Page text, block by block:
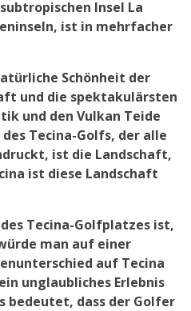
Insel La
ist in mehrfacher
Schönheit der
und die spektakulärsten
und den Vulkan Teide
Tecina-Golfs, der alle
ist die Landschaft,
ist diese Landschaft
Tecina-Golfplatzes ist,
man auf einer
auf Tecina
unglaubliches Erlebnis
bedeutet, dass der Golfer